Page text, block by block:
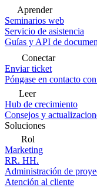
Aprender
Seminarios web
Servicio de asistencia
Guías y API de
Conectar
Enviar ticket
Póngase en contacto
Leer
Hub de crecimiento
Consejos y
Soluciones
Rol
Marketing
RR. HH.
Administración de
Atención al cliente